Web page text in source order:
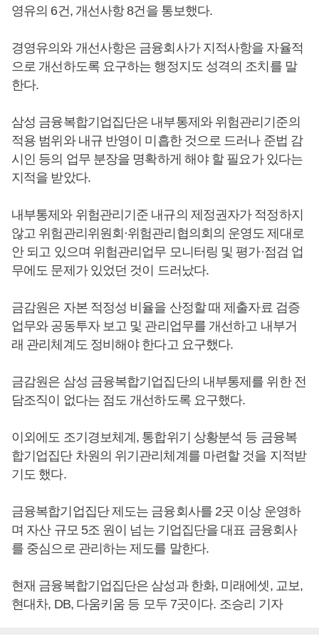
영유의 6건, 개선사항 8건을 통보했다.
경영유의와 개선사항은 금융회사가 지적사항을 자율적
으로 개선하도록 요구하는 행정지도 성격의 조치를 말
한다.
삼성 금융복합기업집단은 내부통제와 위험관리기준의
적용 범위와 내규 반영이 미흡한 것으로 드러나 준법 감
시인 등의 업무 분장을 명확하게 해야 할 필요가 있다는
지적을 받았다.
내부통제와 위험관리기준 내규의 제정권자가 적정하지
않고 위험관리위원회·위험관리협의회의 운영도 제대로
안 되고 있으며 위험관리업무 모니터링 및 평가·점검 업
무에도 문제가 있었던 것이 드러났다.
금감원은 자본 적정성 비율을 산정할 때 제출자료 검증
업무와 공동투자 보고 및 관리업무를 개선하고 내부거
래 관리체계도 정비해야 한다고 요구했다.
금감원은 삼성 금융복합기업집단의 내부통제를 위한 전
담조직이 없다는 점도 개선하도록 요구했다.
이외에도 조기경보체계, 통합위기 상황분석 등 금융복
합기업집단 차원의 위기관리체계를 마련할 것을 지적받
기도 했다.
금융복합기업집단 제도는 금융회사를 2곳 이상 운영하
며 자산 규모 5조 원이 넘는 기업집단을 대표 금융회사
를 중심으로 관리하는 제도를 말한다.
현재 금융복합기업집단은 삼성과 한화, 미래에셋, 교보,
현대차, DB, 다움키움 등 모두 7곳이다. 조승리 기자